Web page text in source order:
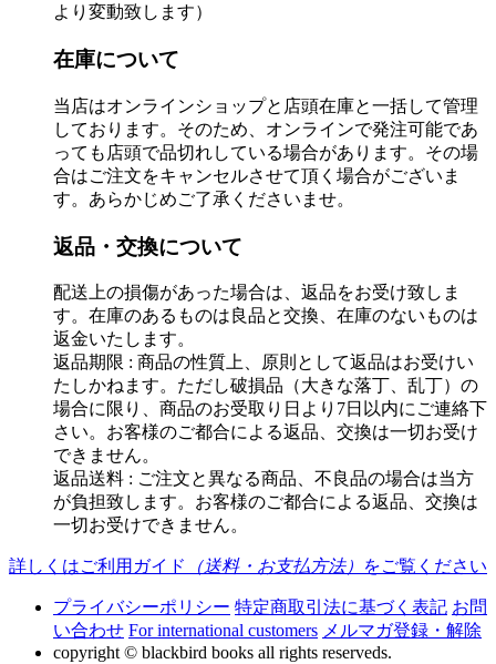
より変動致します）
在庫について
当店はオンラインショップと店頭在庫と一括して管理
しております。そのため、オンラインで発注可能であ
っても店頭で品切れしている場合があります。その場
合はご注文をキャンセルさせて頂く場合がございま
す。あらかじめご了承くださいませ。
返品・交換について
配送上の損傷があった場合は、返品をお受け致しま
す。在庫のあるものは良品と交換、在庫のないものは
返金いたします。
返品期限 : 商品の性質上、原則として返品はお受けい
たしかねます。ただし破損品（大きな落丁、乱丁）の
場合に限り、商品のお受取り日より7日以内にご連絡下
さい。お客様のご都合による返品、交換は一切お受け
できません。
返品送料 : ご注文と異なる商品、不良品の場合は当方
が負担致します。お客様のご都合による返品、交換は
一切お受けできません。
詳しくはご利用ガイド （送料・お支払方法） をご覧ください
プライバシーポリシー 特定商取引法に基づく表記 お問
い合わせ For international customers メルマガ登録・解除
copyright © blackbird books all rights reserveds.